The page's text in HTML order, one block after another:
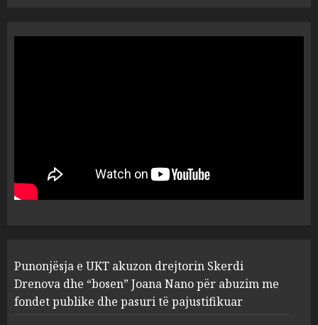
1
“bosen” Joana Nano për
abuzim me fondet publike dhe
pasuri të pajustifikuar
2
Apolonia- Gramshi, nis
procedim penal për Koço
Kokëdhimën (VIDEO)
MARCH 27, 2025
Punonjësja e UKT akuzon drejtorin Skerdi
Drenova dhe “bosen” Joana Nano për abuzim me
fondet publike dhe pasuri të pajustifikuar